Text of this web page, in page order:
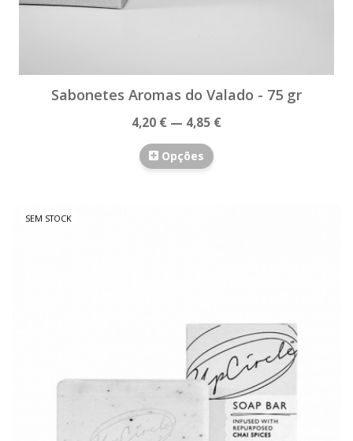
Sabonetes Aromas do Valado - 75 gr
4,20 € — 4,85 €
Opções
SEM STOCK